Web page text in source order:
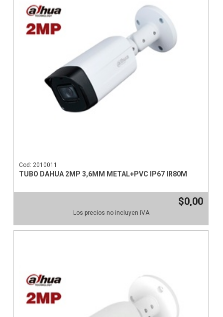
Cod: 2010011
TUBO DAHUA 2MP 3,6MM METAL+PVC IP67 IR80M
$0,00
Los precios no incluyen IVA